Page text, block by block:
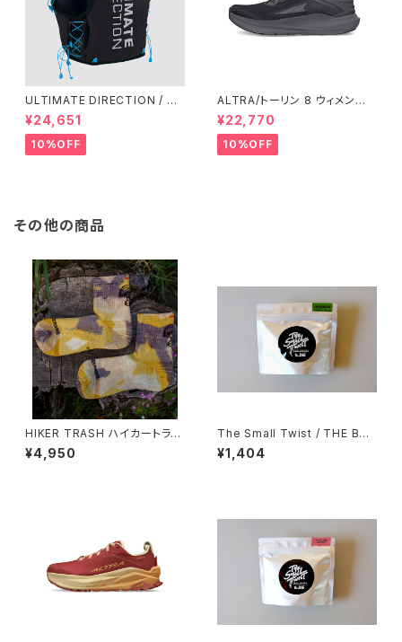
ULTIMATE DIRECTION / ア
ルティメット ディレクション XO
DUS VEST（エクソドス ベスト）
メンズ / ONYX
¥24,651
10%OFF
ALTRA/トーリン 8 ウィメン
ズ Black/Black
¥22,770
10%OFF
その他の商品
HIKER TRASH ハイカートラッ
シュ / DAY DREAMER ”HIKE
TREK MID” / EARTH WIND
¥4,950
The Small Twist / THE BAG
Farm-fresh Minestrone
¥1,404